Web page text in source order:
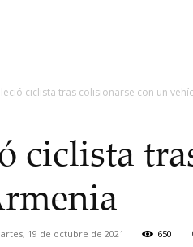
ciclista tras colisionarse con un
ciclista
19 de octubre de 2021 650